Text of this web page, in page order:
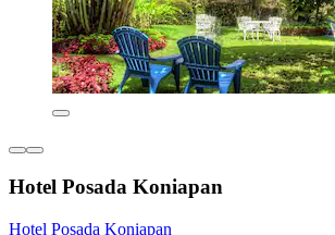
Hotel Posada Koniapan
Hotel Posada Koniapan